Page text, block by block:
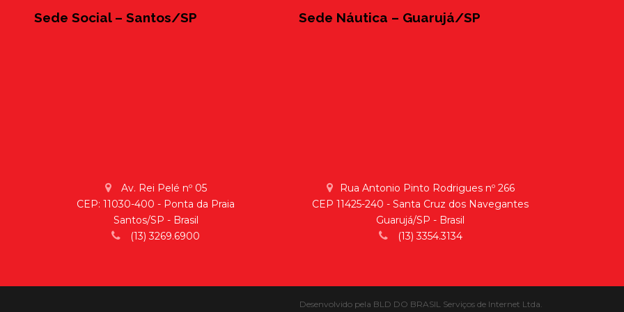
Sede Social – Santos/SP
Av. Rei Pelé nº 05
CEP: 11030-400 - Ponta da Praia
Santos/SP - Brasil
(13) 3269.6900
Sede Náutica – Guarujá/SP
Rua Antonio Pinto Rodrigues nº 266
CEP 11425-240 - Santa Cruz dos Navegantes
Guarujá/SP - Brasil
(13) 3354.3134
Desenvolvido pela BLD DO BRASIL Serviços de Internet Ltda.